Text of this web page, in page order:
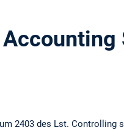
2403 des Lst. Controlling